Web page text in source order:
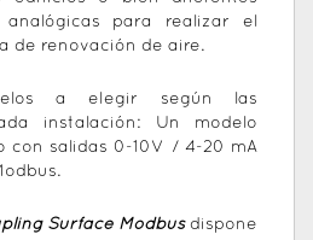
para realizar el
de renovación de aire.
a elegir según las
instalación: Un modelo
con salidas 0-10V / 4-20 mA
Surface Modbusdispone